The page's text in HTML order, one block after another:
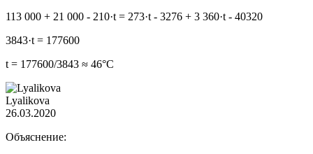
113 000 + 21 000 - 210·t = 273·t - 3276 + 3 360·t - 40320
3843·t = 177600
t = 177600/3843 ≈ 46°C
Lyalikova
26.03.2020
Объяснение: